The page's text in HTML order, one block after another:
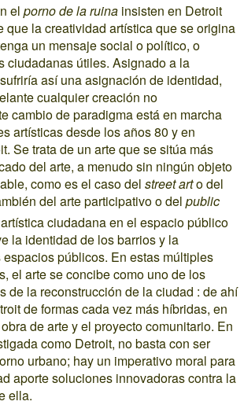
el porno de la ruina insisten en Detroit
que la creatividad artística que se origina
un mensaje social o político, o
ciudadanas útiles. Asignado a la
así una asignación de identidad,
cualquier creación no
cambio de paradigma está en marcha
artísticas desde los años 80 y en
Se trata de un arte que se sitúa más
del arte, a menudo sin ningún objeto
como es el caso del street arto del
del arte participativo o del public
ciudadana en el espacio público
la identidad de los barrios y la
públicos. En estas múltiples
el arte se concibe como uno de los
de la reconstrucción de la ciudad : de ahí
de formas cada vez más híbridas, en
de arte y el proyecto comunitario. En
como Detroit, no basta con ser
urbano; hay un imperativo moral para
aporte soluciones innovadoras contra la
ella.